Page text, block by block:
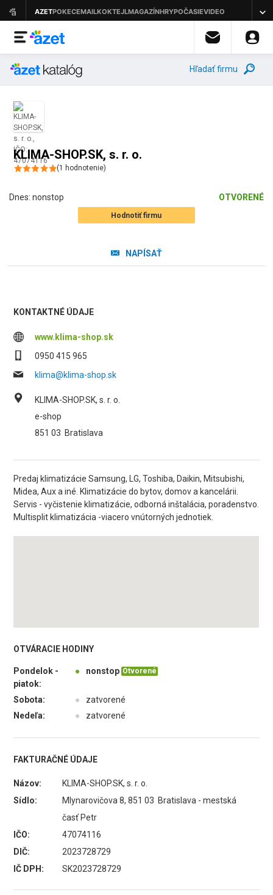
Hľadať firmu
KLIMA-SHOP.SK, s. r. o.
(1 hodnotenie)
Dnes: nonstop OTVORENÉ
Hodnotiť firmu
NAPÍSAŤ
KONTAKTNÉ ÚDAJE
www.klima-shop.sk
0950 415 965
klima@klima-shop.sk
KLIMA-SHOP.SK, s. r. o.
e-shop
851 03 Bratislava
Predaj klimatizácie Samsung, LG, Toshiba, Daikin, Mitsubishi,
Midea, Aux a iné. Klimatizácie do bytov, domov a kancelárii.
Servis - vyčistenie klimatizácie, odborná inštalácia, poradenstvo.
Multisplit klimatizácia -viacero vnútorných jednotiek.
OTVÁRACIE HODINY
Pondelok -
piatok:
● nonstop Otvorené
Sobota: ●
zatvorené
Nedeľa:
● zatvorené
FAKTURAČNÉ ÚDAJE
Názov:
KLIMA-SHOP.SK, s. r. o.
Sídlo:
Mlynarovičova 8, 851 03 Bratislava - mestská
časť Petr
IČO:
47074116
DIČ:
2023728729
IČ DPH:
SK2023728729